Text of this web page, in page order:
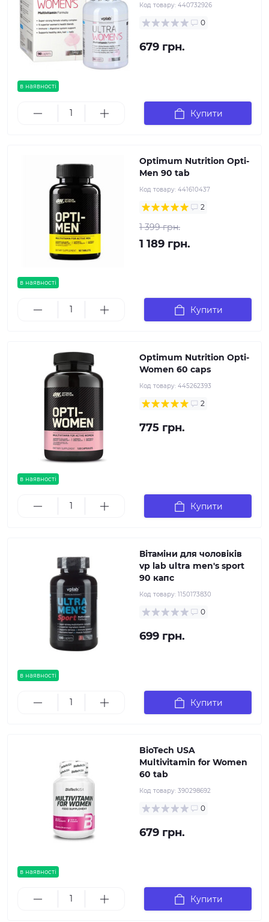
в наявності
Код товару: 440732926
0
679 грн.
Купити
в наявності
Optimum Nutrition Opti-
Men 90 tab
Код товару: 441610437
2
1 399 грн.
1 189 грн.
Купити
в наявності
Optimum Nutrition Opti-
Women 60 caps
Код товару: 445262393
2
775 грн.
Купити
в наявності
Вітаміни для чоловіків
vp lab ultra men's sport
90 капс
Код товару: 1150173830
0
699 грн.
Купити
в наявності
BioTech USA
Multivitamin for Women
60 tab
Код товару: 390298692
0
679 грн.
Купити